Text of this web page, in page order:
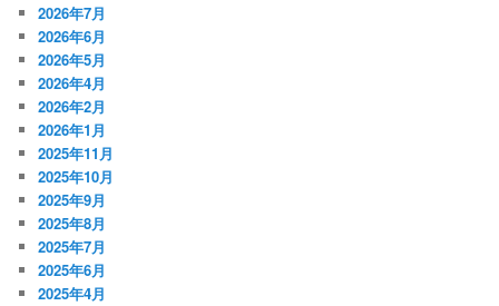
2026年7月
2026年6月
2026年5月
2026年4月
2026年2月
2026年1月
2025年11月
2025年10月
2025年9月
2025年8月
2025年7月
2025年6月
2025年4月